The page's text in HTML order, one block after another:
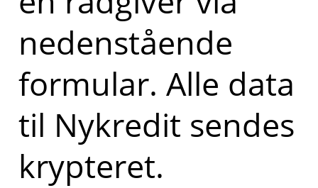
nedenstående
formular. Alle data
til Nykredit sendes
krypteret.